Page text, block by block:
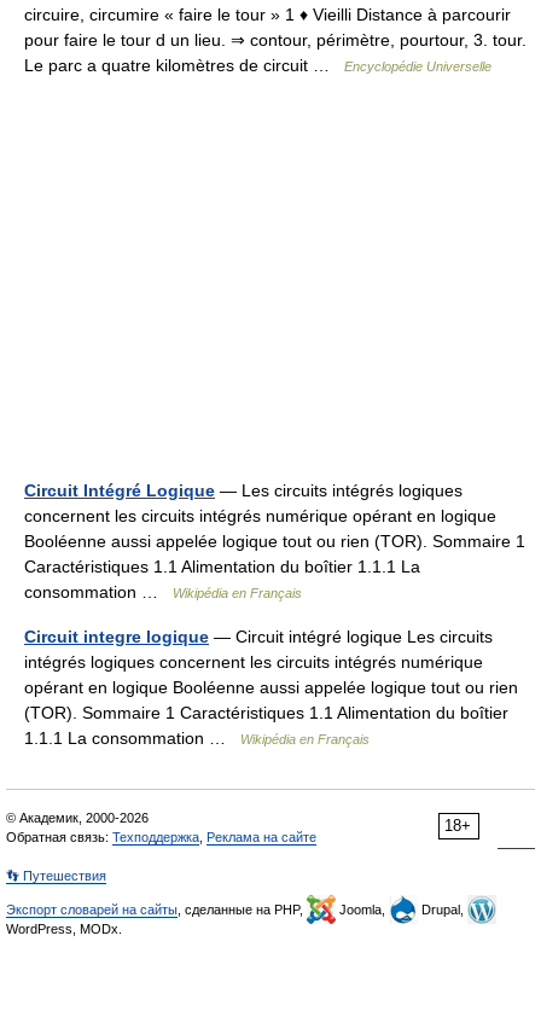
circuire, circumire « faire le tour » 1 ♦ Vieilli Distance à parcourir
pour faire le tour d un lieu. ⇒ contour, périmètre, pourtour, 3. tour.
Le parc a quatre kilomètres de circuit …
Encyclopédie Universelle
Circuit Intégré Logique — Les circuits intégrés logiques
concernent les circuits intégrés numérique opérant en logique
Booléenne aussi appelée logique tout ou rien (TOR). Sommaire 1
Caractéristiques 1.1 Alimentation du boîtier 1.1.1 La
consommation …
Wikipédia en Français
Circuit integre logique — Circuit intégré logique Les circuits
intégrés logiques concernent les circuits intégrés numérique
opérant en logique Booléenne aussi appelée logique tout ou rien
(TOR). Sommaire 1 Caractéristiques 1.1 Alimentation du boîtier
1.1.1 La consommation …
Wikipédia en Français
18+
© Академик, 2000-2026
Обратная связь: Техподдержка Реклама на сайте
👣 Путешествия
Экспорт словарей на сайты , сделанные на PHP, Joomla,
Drupal,
WordPress, MODx.